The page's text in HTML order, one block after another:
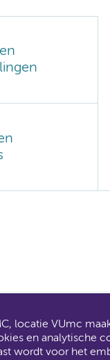
AMC en
Dit gaat u
locatie VUmc
en analytische
wordt voor het